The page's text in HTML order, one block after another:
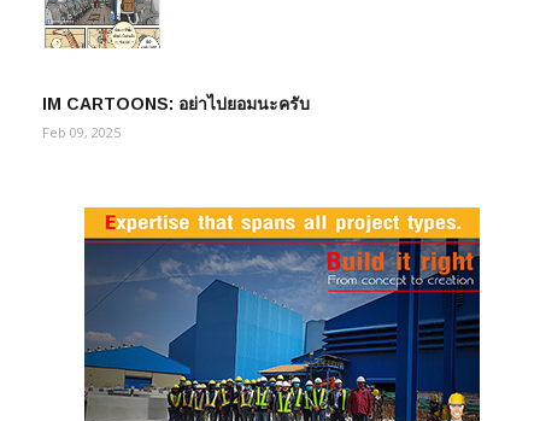
IM CARTOONS: อย่าไปยอมนะครับ
Feb 09, 2025